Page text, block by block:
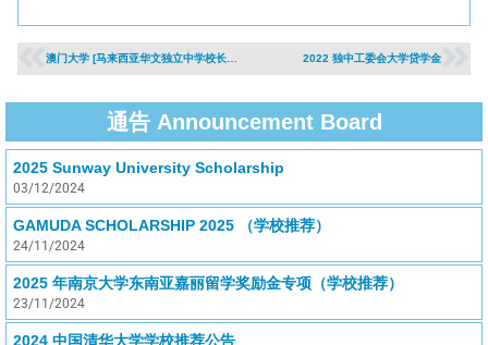
澳门大学 [马来西亚华文独立中学校长推荐入学] 计划 （2022年入学） 2022 独中工委会大学贷学金
通告 Announcement Board
2025 Sunway University Scholarship
03/12/2024
GAMUDA SCHOLARSHIP 2025 （学校推荐）
24/11/2024
2025 年南京大学东南亚嘉丽留学奖励金专项（学校推荐）
23/11/2024
2024 中国清华大学学校推荐公告